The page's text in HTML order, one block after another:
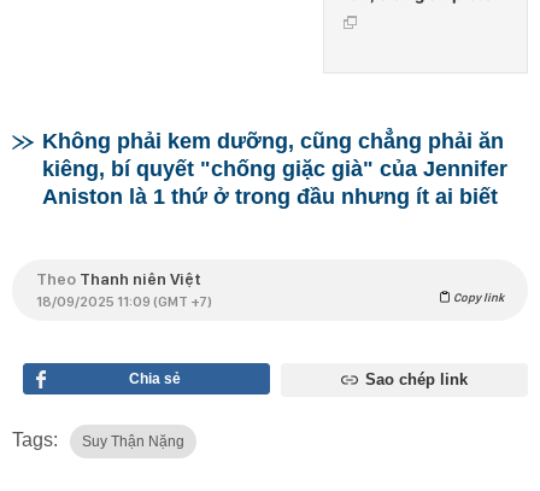
Không phải kem dưỡng, cũng chẳng phải ăn
kiêng, bí quyết "chống giặc già" của Jennifer
Aniston là 1 thứ ở trong đầu nhưng ít ai biết
Theo Thanh niên Việt
18/09/2025 11:09 (GMT +7) Copy link
Chia sẻ Sao chép link
Tags: Suy Thận Nặng